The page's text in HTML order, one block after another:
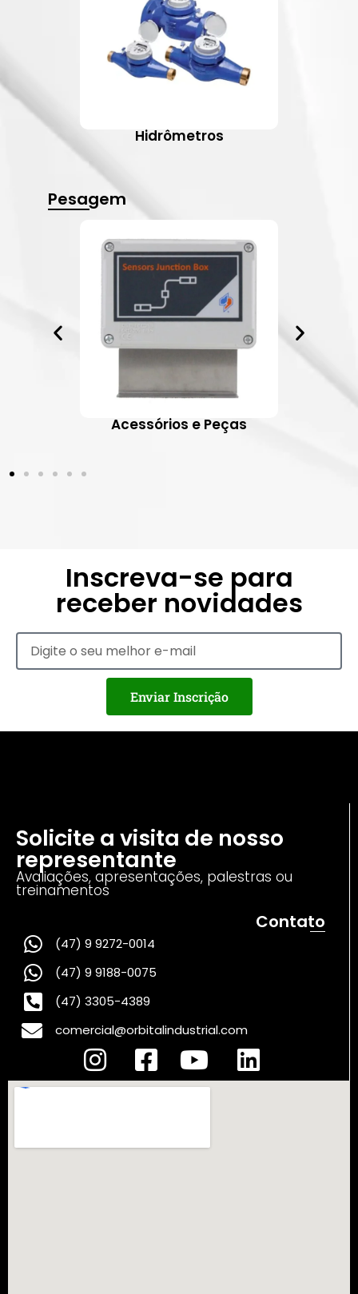
Hidrômetros
Pesagem
Acessórios e Peças
Inscreva-se para
receber novidades
Enviar Inscrição
Solicite a visita de nosso
representante
Avaliações, apresentações, palestras ou
treinamentos
Contato
(47) 9 9272-0014
(47) 9 9188-0075
(47) 3305-4389
comercial@orbitalindustrial.com